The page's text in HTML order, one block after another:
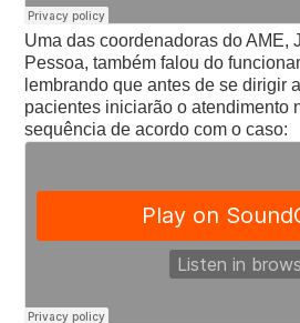
Uma das coordenadoras do AME,
Pessoa, também falou do
lembrando que antes de se dirigir
pacientes iniciarão o atendimento
sequência de acordo com o caso: